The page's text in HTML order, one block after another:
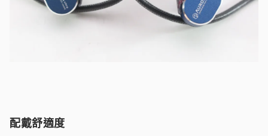
配戴舒適度